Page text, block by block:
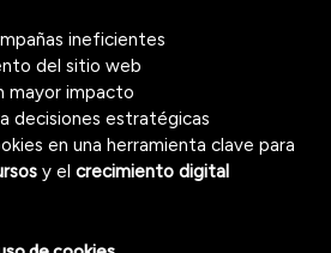
ineficientes
del sitio web
mayor impacto
decisiones estratégicas
en una herramienta clave para
y el crecimiento digital